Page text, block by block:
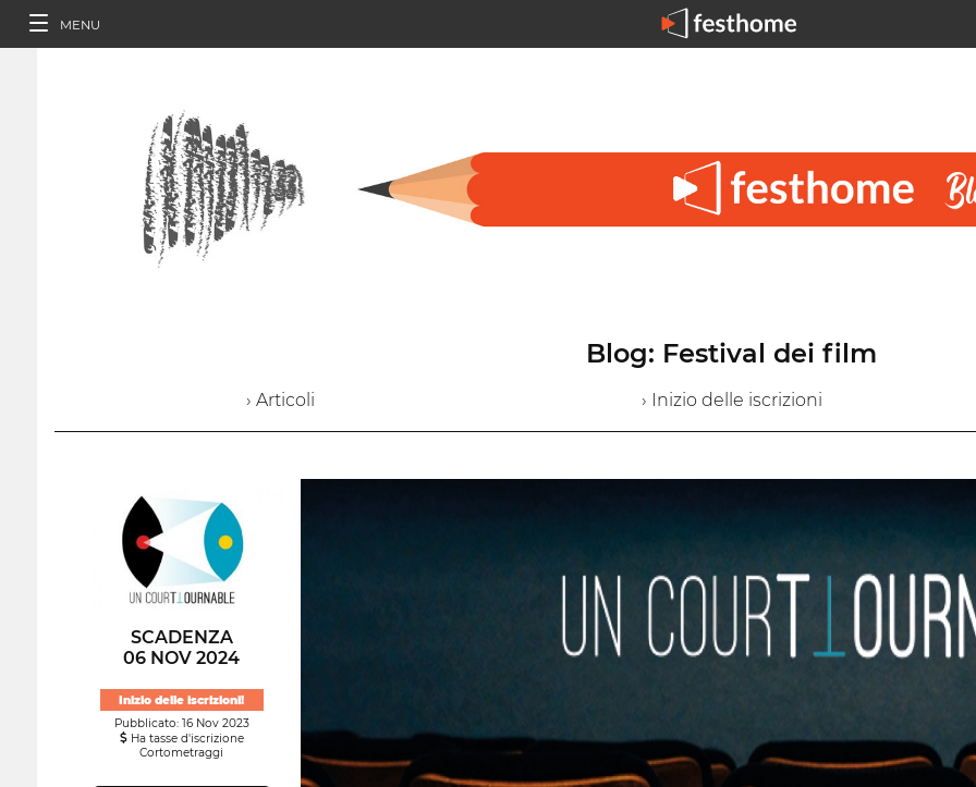
MENU
Blog: Festival dei film
› Articoli › Inizio delle iscrizioni
SCADENZA
06 NOV 2024
Inizio delle iscrizioni!
Pubblicato: 16 Nov 2023
Ha tasse d'iscrizione
Cortometraggi